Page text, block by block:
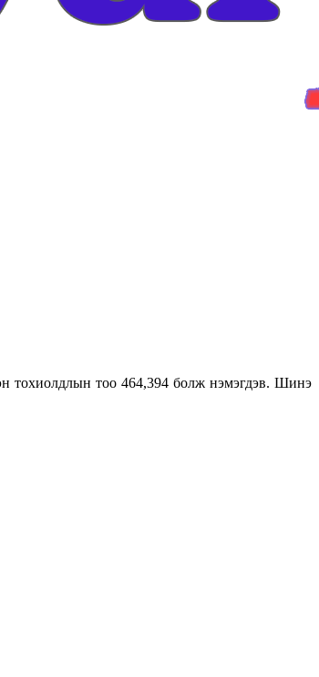
тохиолдлын тоо 464,394 болж нэмэгдэв. Шинэ